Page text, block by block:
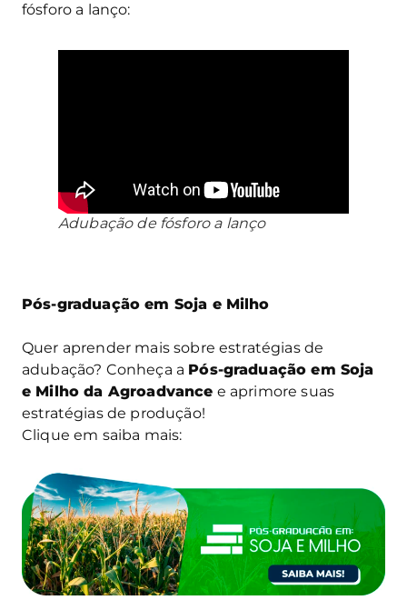
fósforo a lanço:
Adubação de fósforo a lanço
Pós-graduação em Soja e Milho
Quer aprender mais sobre estratégias de
adubação? Conheça a Pós-graduação em Soja
e Milho da Agroadvance e aprimore suas
estratégias de produção!
Clique em saiba mais: